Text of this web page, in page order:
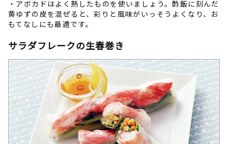
・アボカドはよく熟したものを使いましょう。酢飯に刻んだ
黄ゆずの皮を混ぜると、彩りと風味がいっそうよくなり、お
もてなしにも最適です。
サラダフレークの生春巻き